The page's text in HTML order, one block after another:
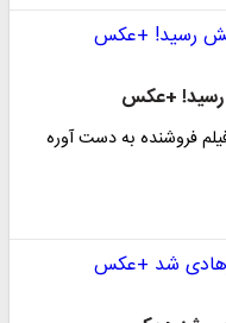
رسید! +عکس
فروشنده به دست آوره